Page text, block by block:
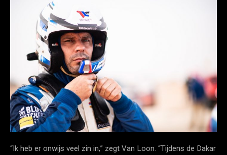
“Ik heb er onwijs veel zin in,” zegt Van Loon. “Tijdens de Dakar